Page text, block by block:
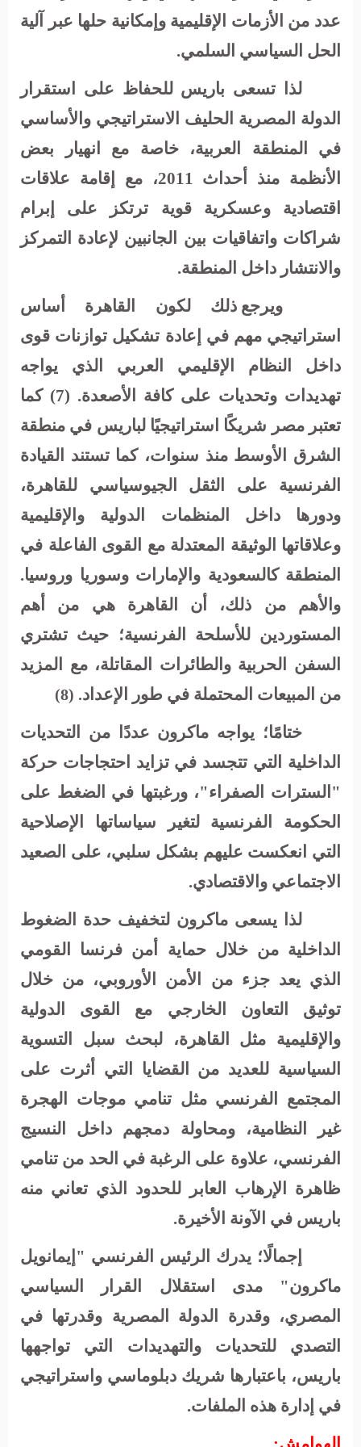
عدد من الأزمات الإقليمية وإمكانية حلها عبر آلية
الحل السياسي السلمي.
لذا تسعى باريس للحفاظ على استقرار
الدولة المصرية الحليف الاستراتيجي والأساسي
في المنطقة العربية، خاصة مع انهيار بعض
الأنظمة منذ أحداث 2011، مع إقامة علاقات
اقتصادية وعسكرية قوية ترتكز على إبرام
شراكات واتفاقيات بين الجانبين لإعادة التمركز
والانتشار داخل المنطقة.
ويرجع ذلك لكون القاهرة أساس
استراتيجي مهم في إعادة تشكيل توازنات قوى
داخل النظام الإقليمي العربي الذي يواجه
تهديدات وتحديات على كافة الأصعدة. (7) كما
تعتبر مصر شريكًا استراتيجيًا لباريس في منطقة
الشرق الأوسط منذ سنوات، كما تستند القيادة
الفرنسية على الثقل الجيوسياسي للقاهرة،
ودورها داخل المنظمات الدولية والإقليمية
وعلاقاتها الوثيقة المعتدلة مع القوى الفاعلة في
المنطقة كالسعودية والإمارات وسوريا وروسيا.
والأهم من ذلك، أن القاهرة هي من أهم
المستوردين للأسلحة الفرنسية؛ حيث تشتري
السفن الحربية والطائرات المقاتلة، مع المزيد
من المبيعات المحتملة في طور الإعداد. (8)
ختامًا؛ يواجه ماكرون عددًا من التحديات
الداخلية التي تتجسد في تزايد احتجاجات حركة
"السترات الصفراء"، ورغبتها في الضغط على
الحكومة الفرنسية لتغير سياساتها الإصلاحية
التي انعكست عليهم بشكل سلبي، على الصعيد
الاجتماعي والاقتصادي.
لذا يسعى ماكرون لتخفيف حدة الضغوط
الداخلية من خلال حماية أمن فرنسا القومي
الذي يعد جزء من الأمن الأوروبي، من خلال
توثيق التعاون الخارجي مع القوى الدولية
والإقليمية مثل القاهرة، لبحث سبل التسوية
السياسية للعديد من القضايا التي أثرت على
المجتمع الفرنسي مثل تنامي موجات الهجرة
غير النظامية، ومحاولة دمجهم داخل النسيج
الفرنسي، علاوة على الرغبة في الحد من تنامي
ظاهرة الإرهاب العابر للحدود الذي تعاني منه
باريس في الآونة الأخيرة.
إجمالًا؛ يدرك الرئيس الفرنسي "إيمانويل
ماكرون" مدى استقلال القرار السياسي
المصري، وقدرة الدولة المصرية وقدرتها في
التصدي للتحديات والتهديدات التي تواجهها
باريس، باعتبارها شريك دبلوماسي واستراتيجي
في إدارة هذه الملفات.